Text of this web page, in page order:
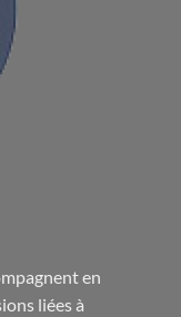
en
liées à